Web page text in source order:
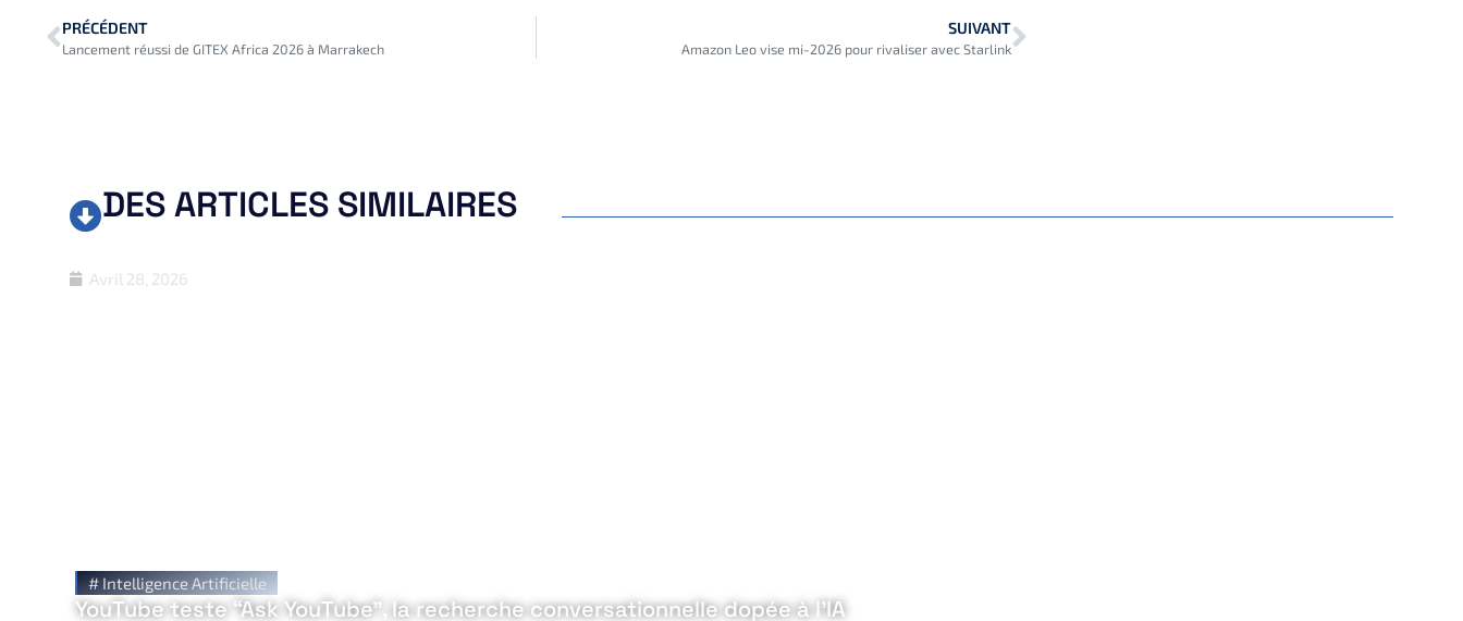
PRÉCÉDENT
Lancement réussi de GITEX Africa 2026 à Marrakech
SUIVANT
Amazon Leo vise mi-2026 pour rivaliser avec Starlink
DES ARTICLES SIMILAIRES
# Intelligence Artificielle
YouTube teste “Ask YouTube”, la recherche conversationnelle dopée à l’IA
Avril 28, 2026